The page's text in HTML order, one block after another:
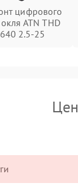
цифрового
ATN THD
640 2.5-25